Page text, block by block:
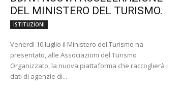
DEL MINISTERO DEL TURISMO.
ISTITUZIONI
Venerdì 10 luglio il Ministero del Turismo ha
presentato, alle Associazioni del Turismo
Organizzato, la nuova piattaforma che raccoglierà i
dati di agenzie di...